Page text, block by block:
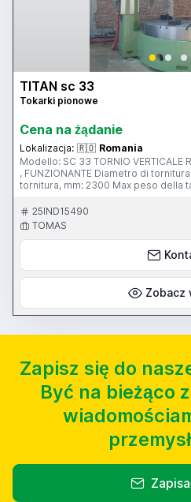
TITAN sc 33
Tokarki pionowe
Cena na żądanie
Lokalizacja: 🇷🇴 Romania
Modello: SC 33 TORNIO VERTICALE
, FUNZIONANTE Diametro di tornitura, mm: 3300 Altezza di
tornitura, mm: 2300 Max peso della
plateau, mm: 3000 Plateau, rpm:
48000 PERSONA DI CONTATTO : SVETLANA TOMA ; ;
tel+40723429646
25IND15490
TOMAS
Zobacz
Zapisz się do
Być na bieżąco